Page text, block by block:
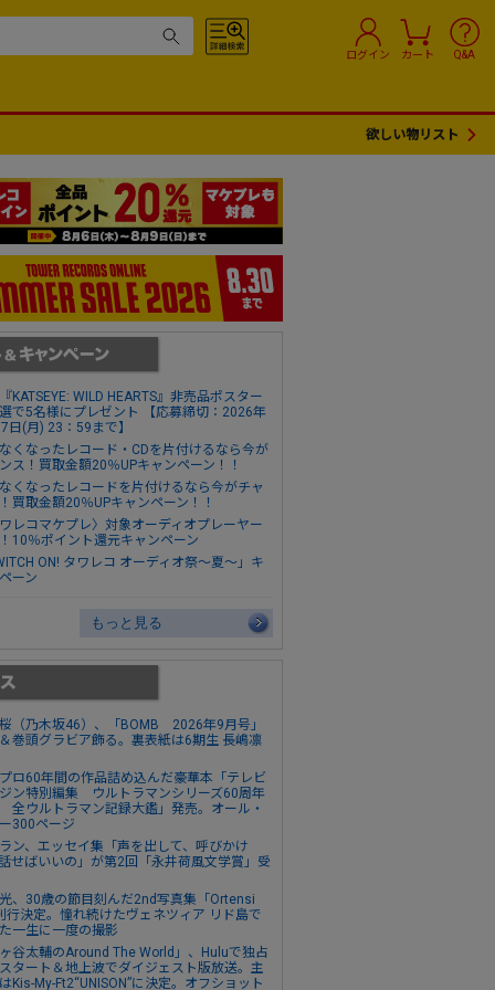
ログイン カート Q&A
欲しい物リスト
KATSEYE: WILD HEARTS』非売品ポスター
で5名様にプレゼント 【応募締切：2026年
日(月) 23：59まで】
くなったレコード・CDを片付けるなら今が
ス！買取金額20％UPキャンペーン！！
くなったレコードを片付けるなら今がチャ
買取金額20％UPキャンペーン！！
ワレコマケプレ〉対象オーディオプレーヤー
10％ポイント還元キャンペーン
ON! タワレコ オーディオ祭～夏～」キ
ーン
もっと見る
（乃木坂46）、「BOMB 2026年9月号」
巻頭グラビア飾る。裏表紙は6期生 長嶋凛
ロ60年間の作品詰め込んだ豪華本「テレビ
ン特別編集 ウルトラマンシリーズ60周年
全ウルトラマン記録大鑑」発売。オール・
300ページ
ン、エッセイ集「声を出して、呼びかけ
せばいいの」が第2回「永井荷風文学賞」受
、30歳の節目刻んだ2nd写真集「Ortensi
行決定。憧れ続けたヴェネツィア リド島で
一生に一度の撮影
ヶ谷太輔のAround The World」、Huluで独占
タート＆地上波でダイジェスト版放送。主
Kis-My-Ft2“UNISON”に決定。オフショット